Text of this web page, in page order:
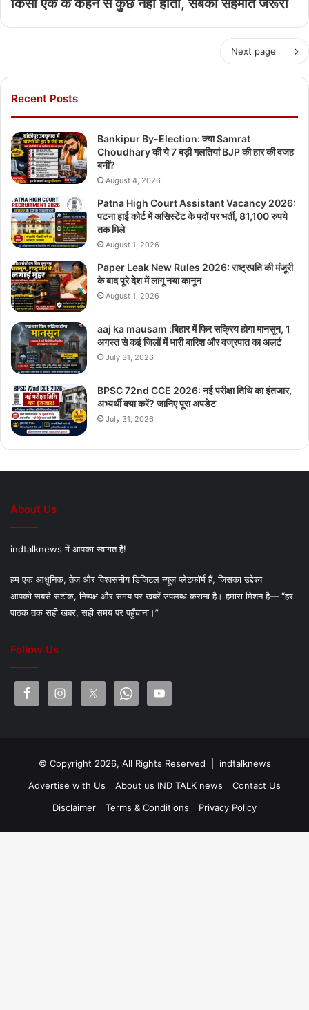
Next page
Recent Posts
Bankipur By-Election: क्या Samrat
Choudhary की ये 7 बड़ी गलतियां BJP की हार की वजह
बनीं?
August 4, 2026
Patna High Court Assistant Vacancy 2026:
पटना हाई कोर्ट में असिस्टेंट के पदों पर भर्ती, 81,100 रुपये
तक मिले
August 1, 2026
Paper Leak New Rules 2026: राष्ट्रपति की मंजूरी
के बाद पूरे देश में लागू नया कानून
August 1, 2026
aaj ka mausam :बिहार में फिर सक्रिय होगा मानसून, 1
अगस्त से कई जिलों में भारी बारिश और वज्रपात का अलर्ट
July 31, 2026
BPSC 72nd CCE 2026: नई परीक्षा तिथि का इंतजार,
अभ्यर्थी क्या करें? जानिए पूरा अपडेट
July 31, 2026
About Us
indtalknews में आपका स्वागत है!
हम एक आधुनिक, तेज़ और विश्वसनीय डिजिटल न्यूज़ प्लेटफॉर्म हैं, जिसका उद्देश्य
आपको सबसे सटीक, निष्पक्ष और समय पर खबरें उपलब्ध कराना है। हमारा मिशन है— “हर
पाठक तक सही खबर, सही समय पर पहुँचाना।”
Follow Us
© Copyright 2026, All Rights Reserved | indtalknews
Advertise with Us
About us IND TALK news
Contact Us
Disclaimer
Terms & Conditions Privacy Policy